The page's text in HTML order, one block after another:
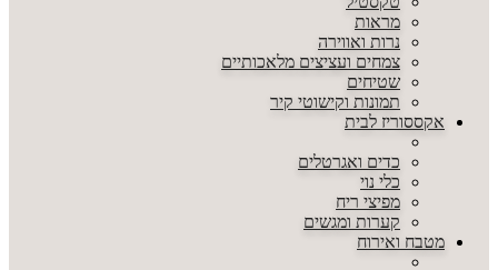
מראות
נרות ואווירה
צמחים ועציצים מלאכותיים
שטיחים
תמונות וקישוטי קיר
אקססוריז לבית
כדים ואגרטלים
כלי נוי
מפיצי ריח
קערות ומגשים
מטבח ואירוח